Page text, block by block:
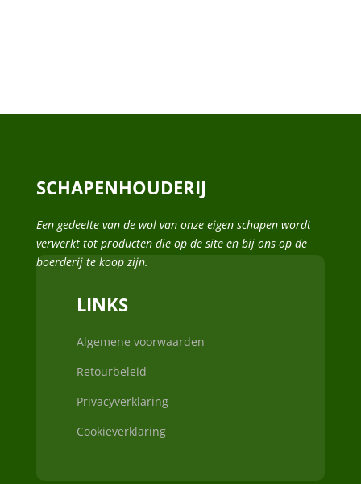
SCHAPENHOUDERIJ
Een gedeelte van de wol van onze eigen schapen wordt
verwerkt tot producten die op de site en bij ons op de
boerderij te koop zijn.
LINKS
Algemene voorwaarden
Retourbeleid
Privacyverklaring
Cookieverklaring